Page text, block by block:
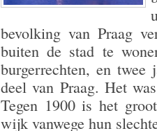
bevolking van Praag
buiten de stad te
burgerrechten, en
deel van Praag. Het
Tegen 1900 is het
wijk vanwege hun